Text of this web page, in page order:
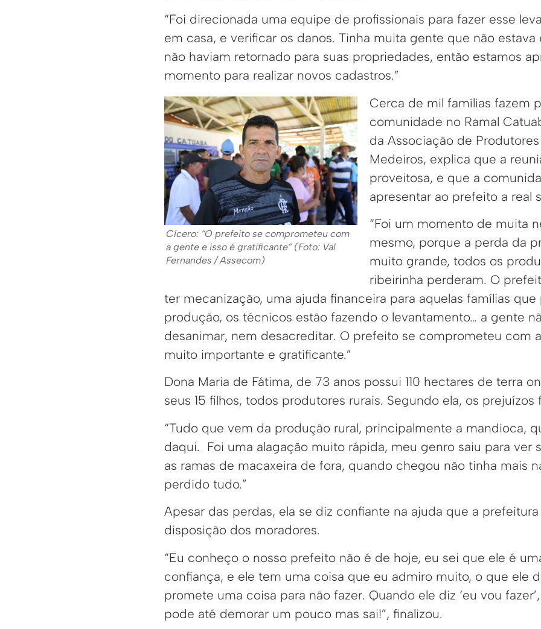
“Foi direcionada uma equipe de profissionais para fazer esse
em casa, e verificar os danos. Tinha muita gente que não estava
não haviam retornado para suas propriedades, então estamos
momento para realizar novos cadastros.”
Cícero: “O prefeito se comprometeu com
a gente e isso é gratificante” (Foto: Val
Fernandes / Assecom)
Cerca de mil famílias fazem
comunidade no Ramal
da Associação de
Medeiros, explica que a
proveitosa, e que a
apresentar ao prefeito a real
“Foi um momento de muita
mesmo, porque a perda da
muito grande, todos os
ribeirinha perderam. O
ter mecanização, uma ajuda financeira para aquelas famílias
produção, os técnicos estão fazendo o levantamento… a gente
desanimar, nem desacreditar. O prefeito se comprometeu com
muito importante e gratificante.”
Dona Maria de Fátima, de 73 anos possui 110 hectares de terra
seus 15 filhos, todos produtores rurais. Segundo ela, os prejuízos
“Tudo que vem da produção rural, principalmente a mandioca,
daqui. Foi uma alagação muito rápida, meu genro saiu para ver
as ramas de macaxeira de fora, quando chegou não tinha mais
perdido tudo.”
Apesar das perdas, ela se diz confiante na ajuda que a
disposição dos moradores.
“Eu conheço o nosso prefeito não é de hoje, eu sei que ele é
confiança, e ele tem uma coisa que eu admiro muito, o que ele
promete uma coisa para não fazer. Quando ele diz ‘eu vou
pode até demorar um pouco mas sai!”, finalizou.